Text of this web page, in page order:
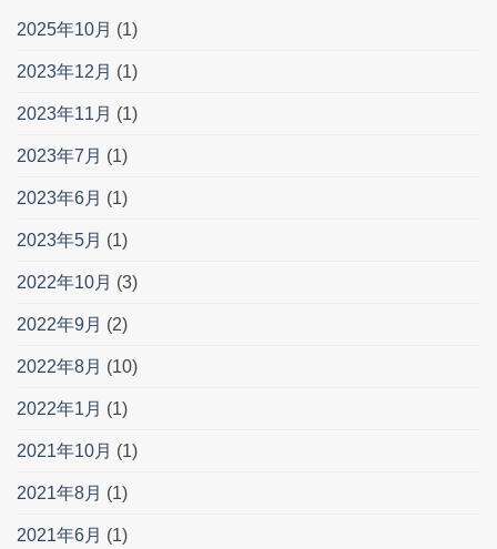
2025年10月 (1)
2023年12月 (1)
2023年11月 (1)
2023年7月 (1)
2023年6月 (1)
2023年5月 (1)
2022年10月 (3)
2022年9月 (2)
2022年8月 (10)
2022年1月 (1)
2021年10月 (1)
2021年8月 (1)
2021年6月 (1)